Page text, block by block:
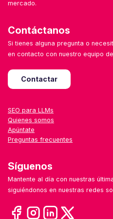
mercado.
Contáctanos
Si tienes alguna pregunta o
en contacto con nuestro equipo
Contactar
SEO para LLMs
Quienes somos
Apúntate
Preguntas frecuentes
Síguenos
Mantente al día con nuestras
siguiéndonos en nuestras redes